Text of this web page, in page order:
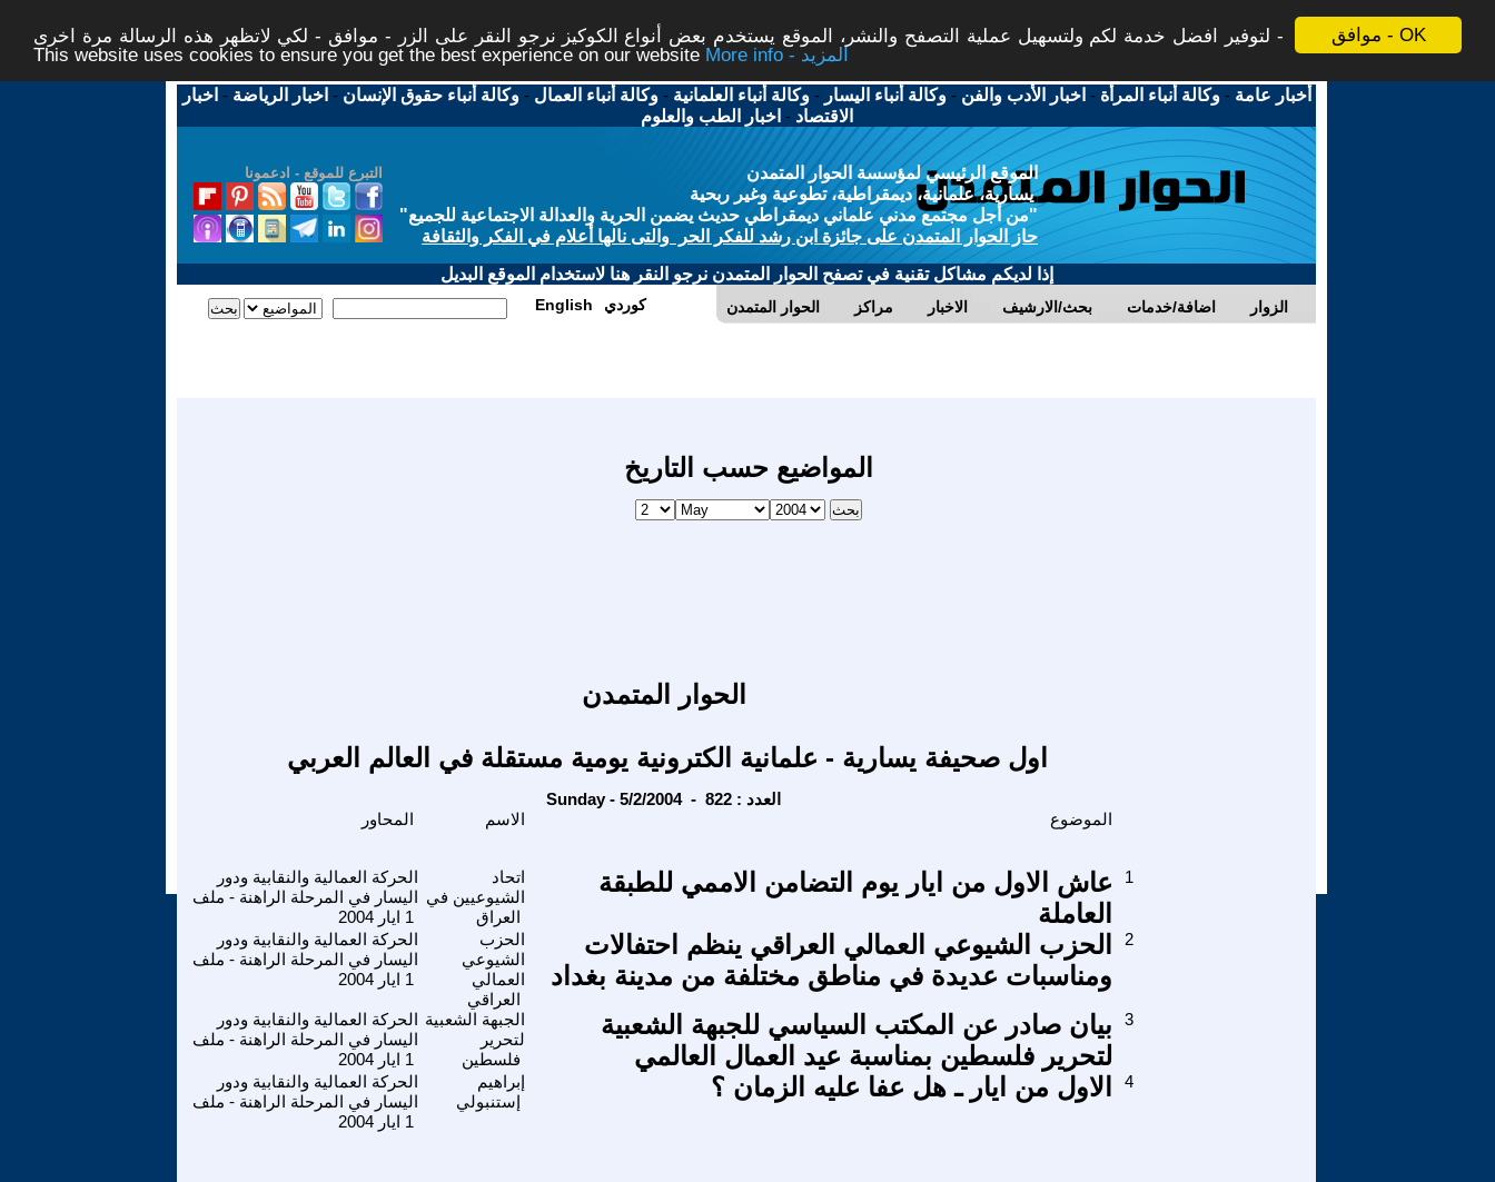
موافق - OK
لتوفير افضل خدمة لكم ولتسهيل عملية التصفح والنشر، الموقع يستخدم بعض أنواع الكوكيز نرجو النقر على الزر - موافق - لكي لاتظهر هذه الرسالة مرة اخرى -
This website uses cookies to ensure you get the best experience on our website
More info - المزيد
أخبار عامة -وكالة أنباء المرأة - اخبار الأدب والفن -وكالة أنباء اليسار -وكالة أنباء العلمانية -وكالة أنباء العمال -وكالة أنباء حقوق الإنسان - اخبار الرياضة - اخبار
الاقتصاد - اخبار الطب والعلوم
التبرع للموقع - ادعمونا
الموقع الرئيسي لمؤسسة الحوار المتمدن
يسارية، علمانية، ديمقراطية، تطوعية وغير ربحية
"من أجل مجتمع مدني علماني ديمقراطي حديث يضمن الحرية والعدالة الاجتماعية للجميع"
حاز الحوار المتمدن على جائزة ابن رشد للفكر الحر والتى نالها أعلام في الفكر والثقافة
إذا لديكم مشاكل تقنية في تصفح الحوار المتمدن نرجو النقر هنا لاستخدام الموقع البديل
الحوار المتمدن مراكز الاخبار بحث/الارشيف اضافة/خدمات الزوار English كوردي
المواضيع حسب التاريخ
الحوار المتمدن
اول صحيفة يسارية - علمانية الكترونية يومية مستقلة في العالم العربي
Sunday - 5/2/2004 - العدد : 822
الاسم الموضوع
الحركة العمالية والنقابية ودور
اليسار في المرحلة الراهنة - ملف
1 ايار 2004
اتحاد
الشيوعيين في
العراق
عاش الاول من ايار يوم التضامن الاممي للطبقة
العاملة
1
الحركة العمالية والنقابية ودور
اليسار في المرحلة الراهنة - ملف
1 ايار 2004
الحزب
الشيوعي
العمالي
العراقي
الحزب الشيوعي العمالي العراقي ينظم احتفالات
ومناسبات عديدة في مناطق مختلفة من مدينة بغداد
2
الحركة العمالية والنقابية ودور
اليسار في المرحلة الراهنة - ملف
1 ايار 2004
الجبهة الشعبية
لتحرير
فلسطين
بيان صادر عن المكتب السياسي للجبهة الشعبية
لتحرير فلسطين بمناسبة عيد العمال العالمي
3
الحركة العمالية والنقابية ودور
اليسار في المرحلة الراهنة - ملف
1 ايار 2004
إبراهيم
إستنبولي
الاول من ايار ـ هل عفا عليه الزمان ؟ 4